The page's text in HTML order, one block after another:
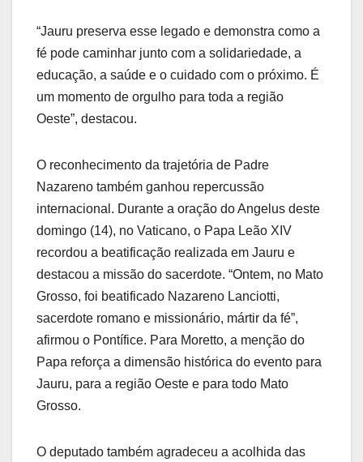
“Jauru preserva esse legado e demonstra como a
fé pode caminhar junto com a solidariedade, a
educação, a saúde e o cuidado com o próximo. É
um momento de orgulho para toda a região
Oeste”, destacou.
O reconhecimento da trajetória de Padre
Nazareno também ganhou repercussão
internacional. Durante a oração do Angelus deste
domingo (14), no Vaticano, o Papa Leão XIV
recordou a beatificação realizada em Jauru e
destacou a missão do sacerdote. “Ontem, no Mato
Grosso, foi beatificado Nazareno Lanciotti,
sacerdote romano e missionário, mártir da fé”,
afirmou o Pontífice. Para Moretto, a menção do
Papa reforça a dimensão histórica do evento para
Jauru, para a região Oeste e para todo Mato
Grosso.
O deputado também agradeceu a acolhida das